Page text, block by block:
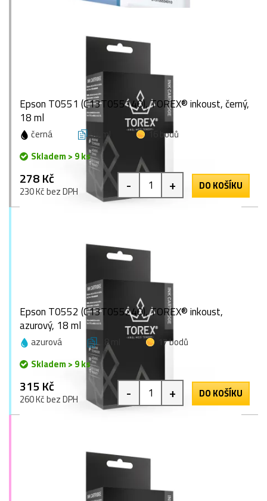
Epson T0551 (C13T055140), TOREX® inkoust, černý,
18 ml
černá 18 ml
16 bodů
Skladem > 9 ks
278 Kč
230 Kč bez DPH - + DO KOŠÍKU
Epson T0552 (C13T055240), TOREX® inkoust,
azurový, 18 ml
azurová 18 ml
17 bodů
Skladem > 9 ks
315 Kč
260 Kč bez DPH - + DO KOŠÍKU